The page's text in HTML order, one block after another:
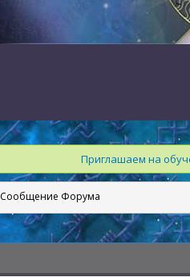
Приглашаем на
Сообщение Форума